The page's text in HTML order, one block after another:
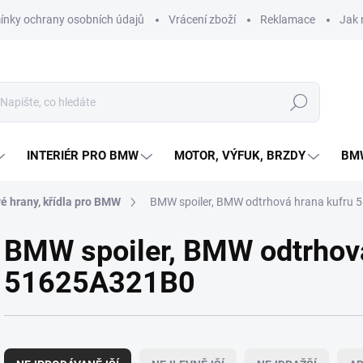
ochrany osobních údajů Vrácení zboží Reklamace Jak
Hledat
INTERIÉR PRO BMW MOTOR, VÝFUK, BRZDY
hrany, křídla pro BMW BMW spoiler, BMW odtrhová hrana kufru
BMW spoiler, BMW
51625A321B0
a